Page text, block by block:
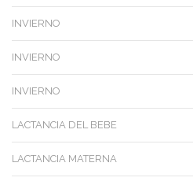
INVIERNO
INVIERNO
INVIERNO
LACTANCIA DEL BEBE
LACTANCIA MATERNA